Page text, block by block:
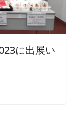
に出展い